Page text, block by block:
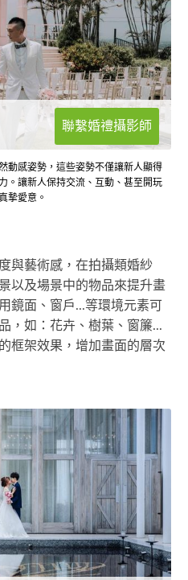
聯繫婚禮攝影師
動感姿勢，這些姿勢不僅讓新人顯得
。讓新人保持交流、互動、甚至開玩
摯愛意。
與藝術感，在拍攝類婚紗
以及場景中的物品來提升畫
鏡面、窗戶...等環境元素可
，如：花卉、樹葉、窗簾...
框架效果，增加畫面的層次